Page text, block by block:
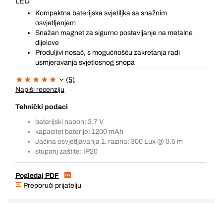
Kompaktna baterijska svjetiljka sa snažnim
osvjetljenjem
Snažan magnet za sigurno postavljanje na metalne
dijelove
Produljivi nosač, s mogućnošću zakretanja radi
usmjeravanja svjetlosnog snopa
(5)
Napiši recenziju
Tehnički podaci
baterijski napon: 3.7 V
kapacitet baterije: 1200 mAh
Jačina osvjetljavanja 1. razina: 350 Lux @ 0.5 m
stupanj zaštite: IP20
Pogledaj PDF
Preporuči prijatelju